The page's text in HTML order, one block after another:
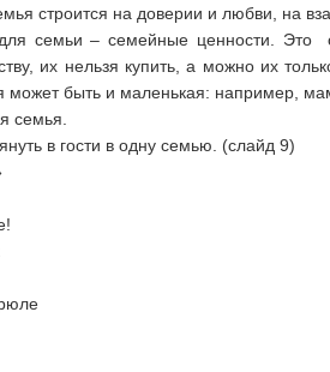
строится на доверии и любви, на
для семьи – семейные ценности.
их нельзя купить, а можно их
может быть и маленькая: например,
семья.
в гости в одну семью. (слайд 9)